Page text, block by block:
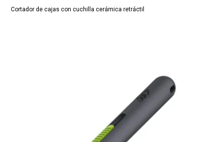
Cortador de cajas con cuchilla cerámica retráctil